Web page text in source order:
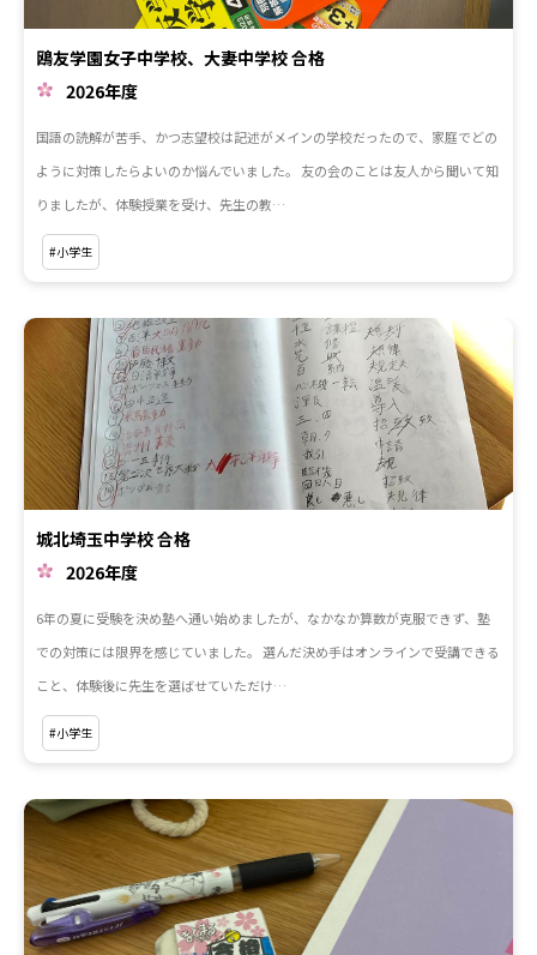
鴎友学園女子中学校、大妻中学校 合格
2026年度
国語の読解が苦手、かつ志望校は記述がメインの学校だったので、家庭でどの
ように対策したらよいのか悩んでいました。 友の会のことは友人から聞いて知
りましたが、体験授業を受け、先生の教…
#小学生
城北埼玉中学校 合格
2026年度
6年の夏に受験を決め塾へ通い始めましたが、なかなか算数が克服できず、塾
での対策には限界を感じていました。 選んだ決め手はオンラインで受講できる
こと、体験後に先生を選ばせていただけ…
#小学生